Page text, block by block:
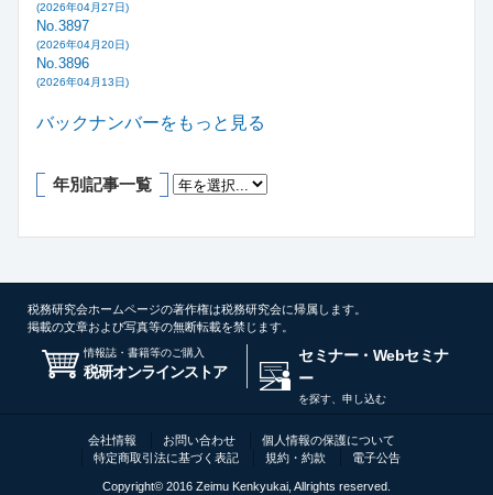
(2026年04月27日)
No.3897
(2026年04月20日)
No.3896
(2026年04月13日)
バックナンバーをもっと見る
年別記事一覧
税務研究会ホームページの著作権は税務研究会に帰属します。
掲載の文章および写真等の無断転載を禁じます。
情報誌・書籍等のご購入
税研オンラインストア
セミナー・Webセミナ
ー
を探す、申し込む
会社情報 お問い合わせ
個人情報の保護について
特定商取引法に基づく表記
規約・約款 電子公告
Copyright© 2016 Zeimu Kenkyukai, Allrights reserved.